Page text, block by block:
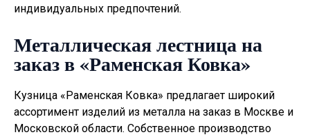
индивидуальных предпочтений.
Металлическая лестница на
заказ в «Раменская Ковка»
Кузница «Раменская Ковка» предлагает широкий
ассортимент изделий из металла на заказ в Москве и
Московской области. Собственное производство